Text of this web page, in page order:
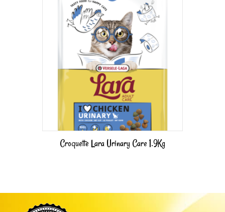
Croquette Lara Urinary Care 1.9Kg